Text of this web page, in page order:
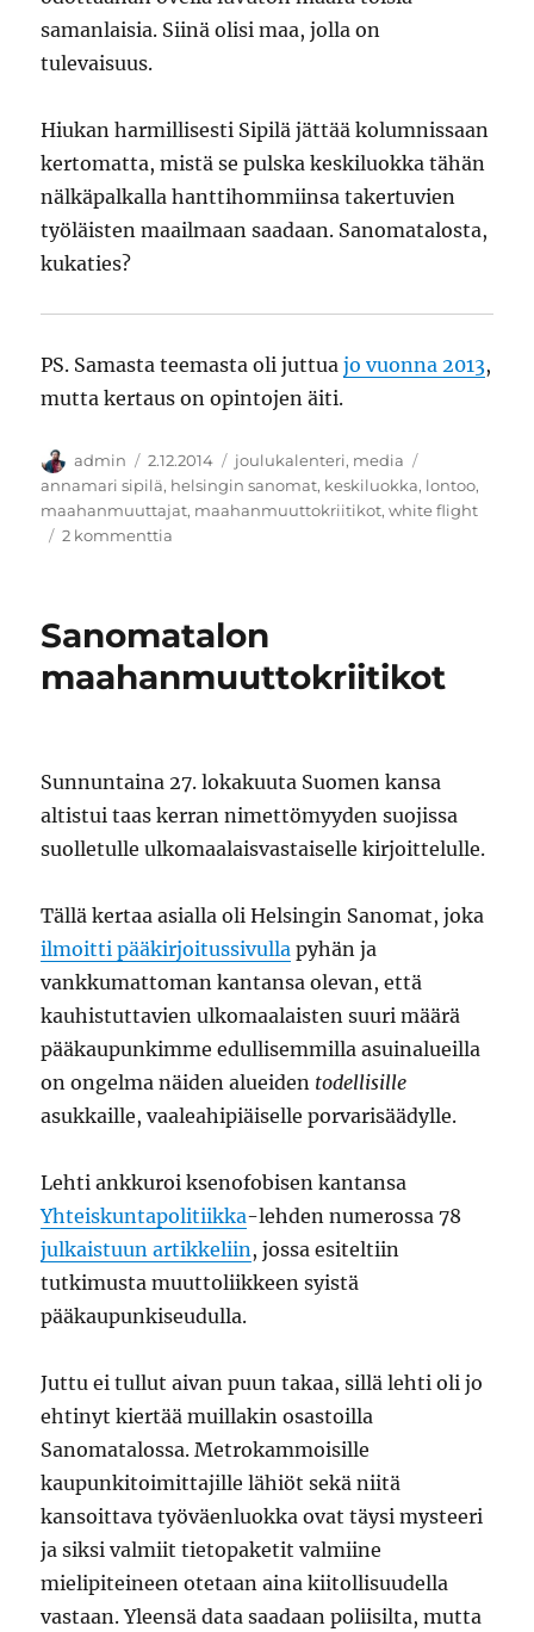
samanlaisia. Siinä olisi maa, jolla on
tulevaisuus.
Hiukan harmillisesti Sipilä jättää kolumnissaan
kertomatta, mistä se pulska keskiluokka tähän
nälkäpalkalla hanttihommiinsa takertuvien
työläisten maailmaan saadaan. Sanomatalosta,
kukaties?
PS. Samasta teemasta oli juttuajo vuonna 2013,
mutta kertaus on opintojen äiti.
Kirjoittaja
admin Julkaistu
2.12.2014 Kategoriat
joulukalenteri, media
annamari sipilä, helsingin sanomat, keskiluokka, lontoo,
maahanmuuttajat, maahanmuuttokriitikot,white flight
2 kommenttia
Sanomatalon
maahanmuuttokriitikot
Sunnuntaina 27. lokakuuta Suomen kansa
altistui taas kerran nimettömyyden suojissa
suolletulle ulkomaalaisvastaiselle kirjoittelulle.
Tällä kertaa asialla oli Helsingin Sanomat, joka
ilmoitti pääkirjoitussivulla pyhän ja
vankkumattoman kantansa olevan, että
kauhistuttavien ulkomaalaisten suuri määrä
pääkaupunkimme edullisemmilla asuinalueilla
on ongelma näiden alueiden todellisille
asukkaille, vaaleahipiäiselle porvarisäädylle.
Lehti ankkuroi ksenofobisen kantansa
Yhteiskuntapolitiikka-lehden numerossa 78
julkaistuun artikkeliin, jossa esiteltiin
tutkimusta muuttoliikkeen syistä
pääkaupunkiseudulla.
Juttu ei tullut aivan puun takaa, sillä lehti oli jo
ehtinyt kiertää muillakin osastoilla
Sanomatalossa. Metrokammoisille
kaupunkitoimittajille lähiöt sekä niitä
kansoittava työväenluokka ovat täysi mysteeri
ja siksi valmiit tietopaketit valmiine
mielipiteineen otetaan aina kiitollisuudella
vastaan. Yleensä data saadaan poliisilta, mutta